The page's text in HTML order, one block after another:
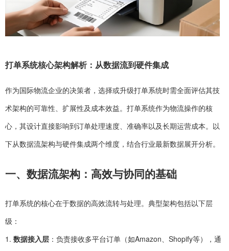
打单系统核心架构解析：从数据流到硬件集成
作为国际物流企业的决策者，选择或升级打单系统时需全面评估其技
术架构的可靠性、扩展性及成本效益。打单系统作为物流操作的核
心，其设计直接影响到订单处理速度、准确率以及长期运营成本。以
下从数据流架构与硬件集成两个维度，结合行业最新数据展开分析。
一、数据流架构：高效与协同的基础
打单系统的核心在于数据的高效流转与处理。典型架构包括以下层
级：
1. 数据接入层 ：负责接收多平台订单（如Amazon、Shopify等），通